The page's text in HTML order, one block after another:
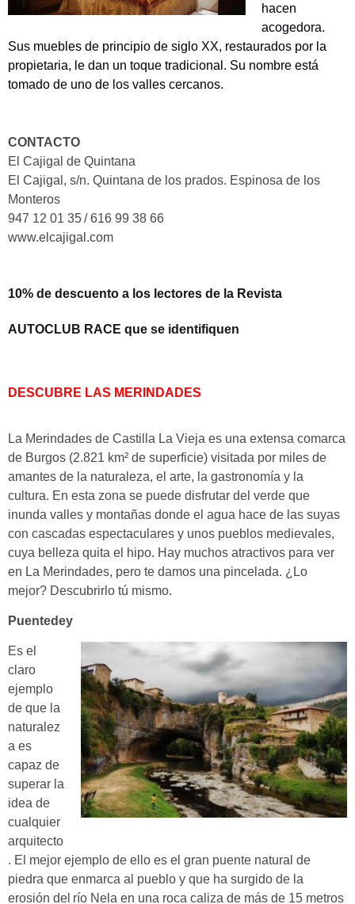
hacen
acogedora.
Sus muebles de principio de siglo XX, restaurados por la
propietaria, le dan un toque tradicional. Su nombre está
tomado de uno de los valles cercanos.
CONTACTO
El Cajigal de Quintana
El Cajigal, s/n. Quintana de los prados. Espinosa de los
Monteros
947 12 01 35/ 616 99 38 66
www.elcajigal.com
10% de descuento a los lectores de la Revista
AUTOCLUB RACE que se identifiquen
DESCUBRE LAS MERINDADES
La Merindades de Castilla La Vieja es una extensa comarca
de Burgos (2.821 km² de superficie) visitada por miles de
amantes de la naturaleza, el arte, la gastronomía y la
cultura. En esta zona se puede disfrutar del verde que
inunda valles y montañas donde el agua hace de las suyas
con cascadas espectaculares y unos pueblos medievales,
cuya belleza quita el hipo. Hay muchos atractivos para ver
en La Merindades, pero te damos una pincelada. ¿Lo
mejor? Descubrirlo tú mismo.
Puentedey
Es el
claro
ejemplo
de que la
naturalez
a es
capaz de
superar la
idea de
cualquier
arquitecto
. El mejor ejemplo de ello es el gran puente natural de
piedra que enmarca al pueblo y que ha surgido de la
erosión del río Nela en una roca caliza de más de 15 metros